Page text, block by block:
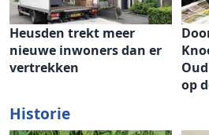
Heusden trekt meer
nieuwe inwoners dan er
vertrekken
op
Historie